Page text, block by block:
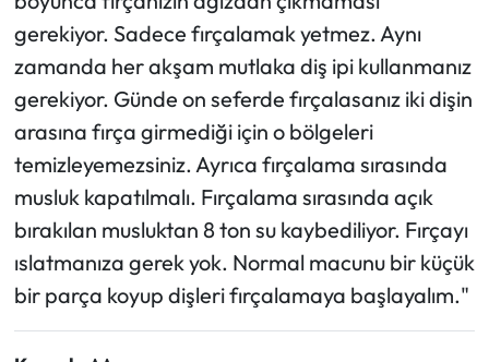
gerekiyor. Sadece fırçalamak yetmez. Aynı
zamanda her akşam mutlaka diş ipi kullanmanız
gerekiyor. Günde on seferde fırçalasanız iki dişin
arasına fırça girmediği için o bölgeleri
temizleyemezsiniz. Ayrıca fırçalama sırasında
musluk kapatılmalı. Fırçalama sırasında açık
bırakılan musluktan 8 ton su kaybediliyor. Fırçayı
ıslatmanıza gerek yok. Normal macunu bir küçük
bir parça koyup dişleri fırçalamaya başlayalım."